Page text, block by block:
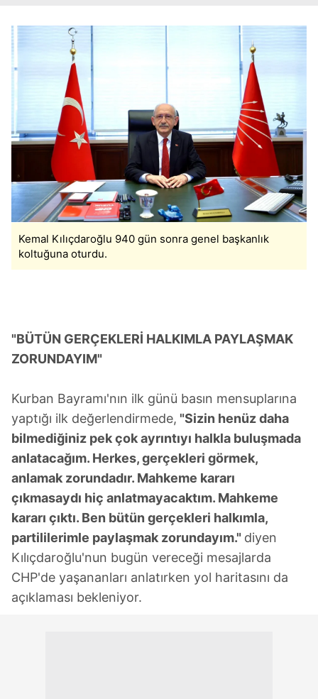
Kemal Kılıçdaroğlu 940 gün sonra genel başkanlık
koltuğuna oturdu.
"BÜTÜN GERÇEKLERİ HALKIMLA PAYLAŞMAK
ZORUNDAYIM"
Kurban Bayramı'nın ilk günü basın mensuplarına
yaptığı ilk değerlendirmede, "Sizin henüz daha
bilmediğiniz pek çok ayrıntıyı halkla buluşmada
anlatacağım. Herkes, gerçekleri görmek,
anlamak zorundadır. Mahkeme kararı
çıkmasaydı hiç anlatmayacaktım. Mahkeme
kararı çıktı. Ben bütün gerçekleri halkımla,
partililerimle paylaşmak zorundayım." diyen
Kılıçdaroğlu'nun bugün vereceği mesajlarda
CHP'de yaşananları anlatırken yol haritasını da
açıklaması bekleniyor.